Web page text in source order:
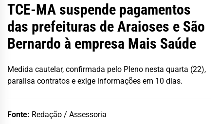
TCE-MA suspende pagamentos
das prefeituras de Araioses e São
Bernardo à empresa Mais Saúde
Medida cautelar, confirmada pelo Pleno nesta quarta (22),
paralisa contratos e exige informações em 10 dias.
Fonte: Redação / Assessoria